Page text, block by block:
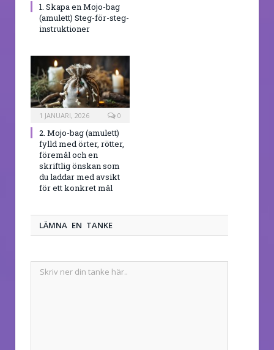
1. Skapa en Mojo-bag
(amulett) Steg-för-steg-
instruktioner
1 JANUARI, 2026 0
2. Mojo-bag (amulett)
fylld med örter, rötter,
föremål och en
skriftlig önskan som
du laddar med avsikt
för ett konkret mål
LÄMNA EN TANKE